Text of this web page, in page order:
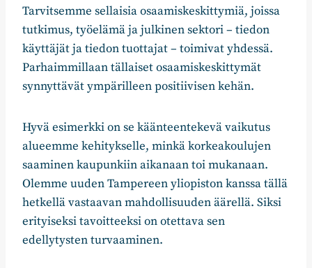
Tarvitsemme sellaisia osaamiskeskittymiä, joissa
tutkimus, työelämä ja julkinen sektori – tiedon
käyttäjät ja tiedon tuottajat – toimivat yhdessä.
Parhaimmillaan tällaiset osaamiskeskittymät
synnyttävät ympärilleen positiivisen kehän.
Hyvä esimerkki on se käänteentekevä vaikutus
alueemme kehitykselle, minkä korkeakoulujen
saaminen kaupunkiin aikanaan toi mukanaan.
Olemme uuden Tampereen yliopiston kanssa tällä
hetkellä vastaavan mahdollisuuden äärellä. Siksi
erityiseksi tavoitteeksi on otettava sen
edellytysten turvaaminen.